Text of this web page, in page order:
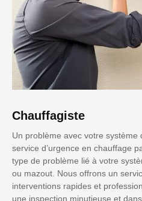
Chauffagiste
Un problème avec votre système
service d’urgence en chauffage
type de problème lié à votre
ou mazout. Nous offrons un
interventions rapides et
une inspection minutieuse et